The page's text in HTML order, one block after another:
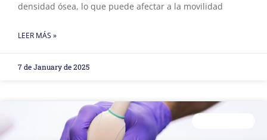
densidad ósea, lo que puede afectar a la movilidad
LEER MÁS »
7 de January de 2025